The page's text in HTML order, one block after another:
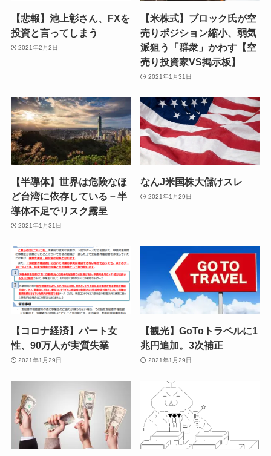
【悲報】池上彰さん、FXを
投資と言ってしまう
2021年2月2日
【米株式】ブロック氏が空
売りポジション縮小、弱気
派狙う「群衆」かわす【空
売り投資家VS掲示板】
2021年1月31日
【半導体】世界は危険なほ
ど台湾に依存している－半
導体不足でリスク露呈
2021年1月31日
なんJ米国株大儲けスレ
2021年1月29日
【コロナ経済】パート女
性、90万人が実質失業
2021年1月29日
【観光】GoToトラベルに1
兆円追加。3次補正
2021年1月29日